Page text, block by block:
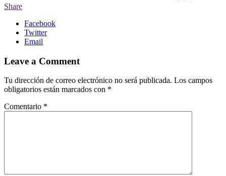
Share
Facebook
Twitter
Email
Leave a Comment
Tu dirección de correo electrónico no será publicada. Los campos
obligatorios están marcados con *
Comentario *